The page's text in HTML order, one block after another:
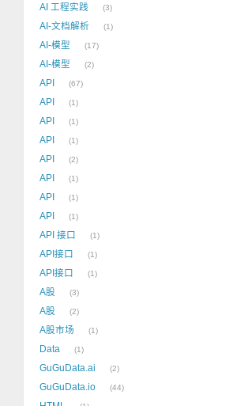
AI 工程实践 3
AI-文档解析 1
AI-模型 17
AI-模型 2
API 67
API 1
API 1
API 1
API 2
API 1
API 1
API 1
API 接口 1
API接口 1
API接口 1
A股 3
A股 2
A股市场 1
Data 1
GuGuData.ai 2
GuGuData.io 44